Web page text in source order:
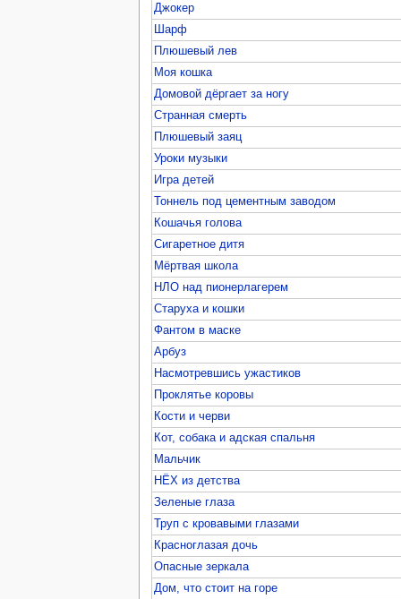
Джокер
Шарф
Плюшевый лев
Моя кошка
Домовой дёргает за ногу
Странная смерть
Плюшевый заяц
Уроки музыки
Игра детей
Тоннель под цементным заводом
Кошачья голова
Сигаретное дитя
Мёртвая школа
НЛО над пионерлагерем
Старуха и кошки
Фантом в маске
Арбуз
Насмотревшись ужастиков
Проклятье коровы
Кости и черви
Кот, собака и адская спальня
Мальчик
НЁХ из детства
Зеленые глаза
Труп с кровавыми глазами
Красноглазая дочь
Опасные зеркала
Дом, что стоит на горе